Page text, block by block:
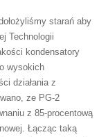
starań aby
Technologii
kondensatory
wysokich
działania z
ze PG-2
z 85-procentową
Łącząc taką